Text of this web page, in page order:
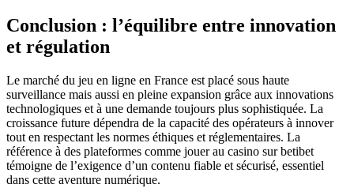
Conclusion : l’équilibre entre innovation
et régulation
Le marché du jeu en ligne en France est placé sous haute
surveillance mais aussi en pleine expansion grâce aux innovations
technologiques et à une demande toujours plus sophistiquée. La
croissance future dépendra de la capacité des opérateurs à innover
tout en respectant les normes éthiques et réglementaires. La
référence à des plateformes comme jouer au casino sur betibet
témoigne de l’exigence d’un contenu fiable et sécurisé, essentiel
dans cette aventure numérique.